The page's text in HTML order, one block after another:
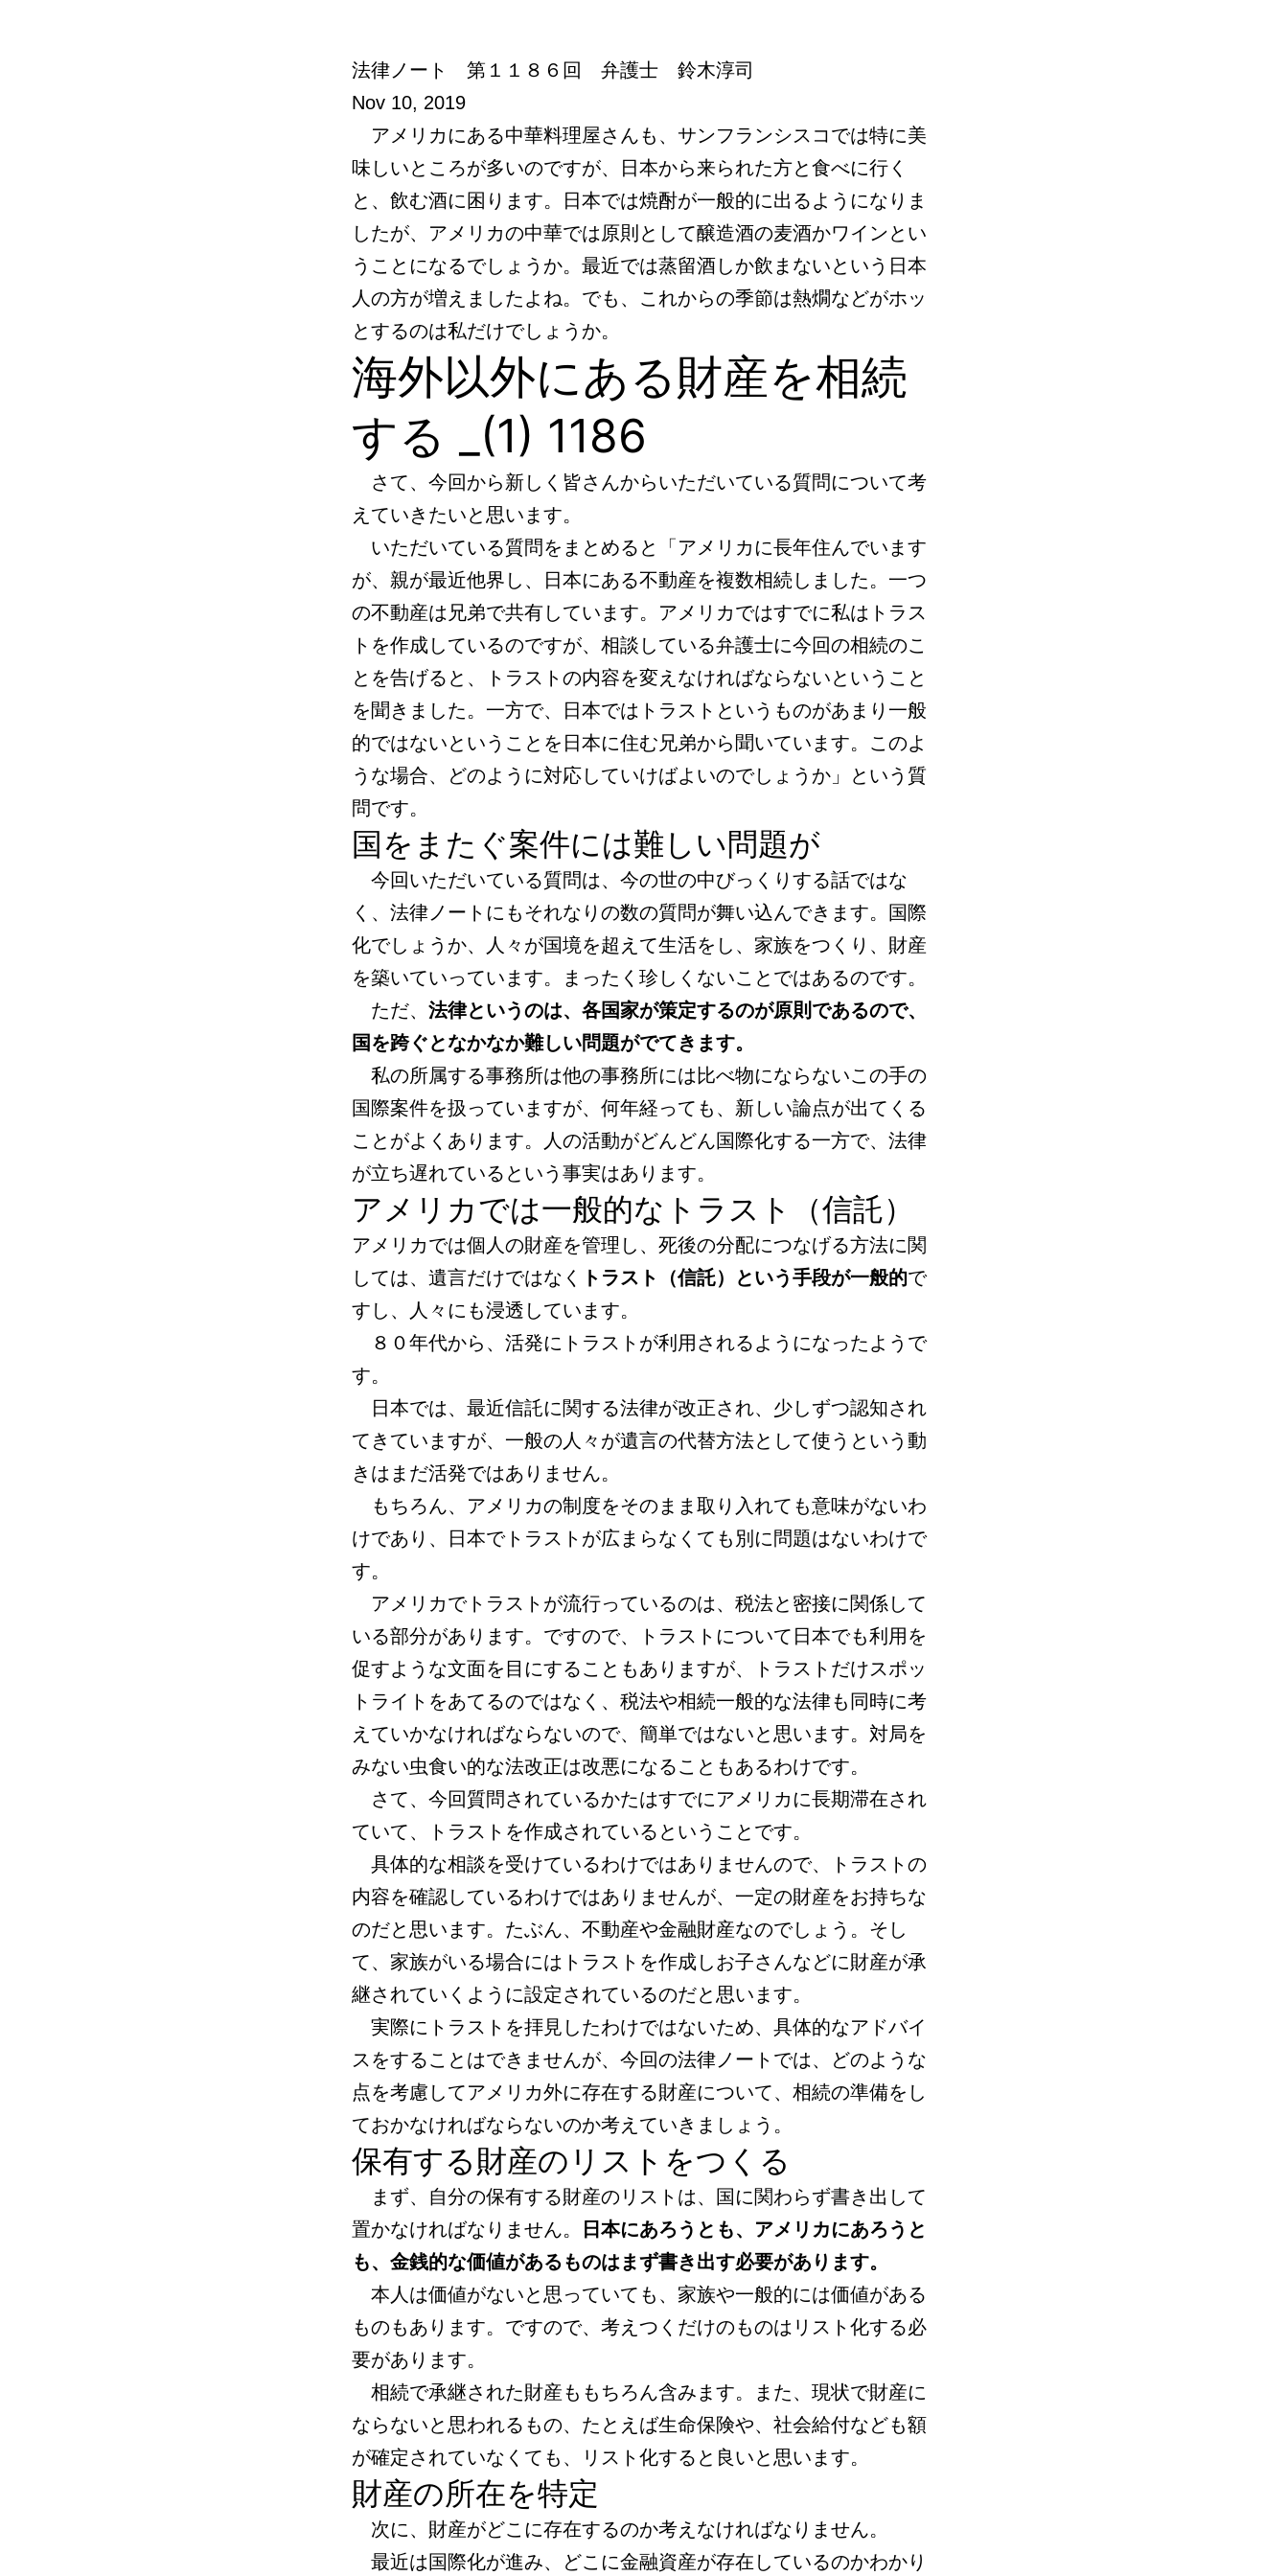
法律ノート 第１１８６回 弁護士 鈴木淳司
Nov 10, 2019
アメリカにある中華料理屋さんも、サンフランシスコでは特に美
味しいところが多いのですが、日本から来られた方と食べに行く
と、飲む酒に困ります。日本では焼酎が一般的に出るようになりま
したが、アメリカの中華では原則として醸造酒の麦酒かワインとい
うことになるでしょうか。最近では蒸留酒しか飲まないという日本
人の方が増えましたよね。でも、これからの季節は熱燗などがホッ
とするのは私だけでしょうか。
海外以外にある財産を相続
する _(1) 1186
さて、今回から新しく皆さんからいただいている質問について考
えていきたいと思います。
いただいている質問をまとめると「アメリカに長年住んでいます
が、親が最近他界し、日本にある不動産を複数相続しました。一つ
の不動産は兄弟で共有しています。アメリカではすでに私はトラス
トを作成しているのですが、相談している弁護士に今回の相続のこ
とを告げると、トラストの内容を変えなければならないということ
を聞きました。一方で、日本ではトラストというものがあまり一般
的ではないということを日本に住む兄弟から聞いています。このよ
うな場合、どのように対応していけばよいのでしょうか」という質
問です。
国をまたぐ案件には難しい問題が
今回いただいている質問は、今の世の中びっくりする話ではな
く、法律ノートにもそれなりの数の質問が舞い込んできます。国際
化でしょうか、人々が国境を超えて生活をし、家族をつくり、財産
を築いていっています。まったく珍しくないことではあるのです。
ただ、 法律というのは、各国家が策定するのが原則であるので、
国を跨ぐとなかなか難しい問題がでてきます。
私の所属する事務所は他の事務所には比べ物にならないこの手の
国際案件を扱っていますが、何年経っても、新しい論点が出てくる
ことがよくあります。人の活動がどんどん国際化する一方で、法律
が立ち遅れているという事実はあります。
アメリカでは一般的なトラスト（信託）
アメリカでは個人の財産を管理し、死後の分配につなげる方法に関
しては、遺言だけではなく
トラスト（信託）という手段が一般的で
すし、人々にも浸透しています。
８０年代から、活発にトラストが利用されるようになったようで
す。
日本では、最近信託に関する法律が改正され、少しずつ認知され
てきていますが、一般の人々が遺言の代替方法として使うという動
きはまだ活発ではありません。
もちろん、アメリカの制度をそのまま取り入れても意味がないわ
けであり、日本でトラストが広まらなくても別に問題はないわけで
す。
アメリカでトラストが流行っているのは、税法と密接に関係して
いる部分があります。ですので、トラストについて日本でも利用を
促すような文面を目にすることもありますが、トラストだけスポッ
トライトをあてるのではなく、税法や相続一般的な法律も同時に考
えていかなければならないので、簡単ではないと思います。対局を
みない虫食い的な法改正は改悪になることもあるわけです。
さて、今回質問されているかたはすでにアメリカに長期滞在され
ていて、トラストを作成されているということです。
具体的な相談を受けているわけではありませんので、トラストの
内容を確認しているわけではありませんが、一定の財産をお持ちな
のだと思います。たぶん、不動産や金融財産なのでしょう。そし
て、家族がいる場合にはトラストを作成しお子さんなどに財産が承
継されていくように設定されているのだと思います。
実際にトラストを拝見したわけではないため、具体的なアドバイ
スをすることはできませんが、今回の法律ノートでは、どのような
点を考慮してアメリカ外に存在する財産について、相続の準備をし
ておかなければならないのか考えていきましょう。
保有する財産のリストをつくる
まず、自分の保有する財産のリストは、国に関わらず書き出して
置かなければなりません。
日本にあろうとも、アメリカにあろうと
も、金銭的な価値があるものはまず書き出す必要があります。
本人は価値がないと思っていても、家族や一般的には価値がある
ものもあります。ですので、考えつくだけのものはリスト化する必
要があります。
相続で承継された財産ももちろん含みます。また、現状で財産に
ならないと思われるもの、たとえば生命保険や、社会給付なども額
が確定されていなくても、リスト化すると良いと思います。
財産の所在を特定
次に、財産がどこに存在するのか考えなければなりません。
最近は国際化が進み、どこに金融資産が存在しているのかわかり